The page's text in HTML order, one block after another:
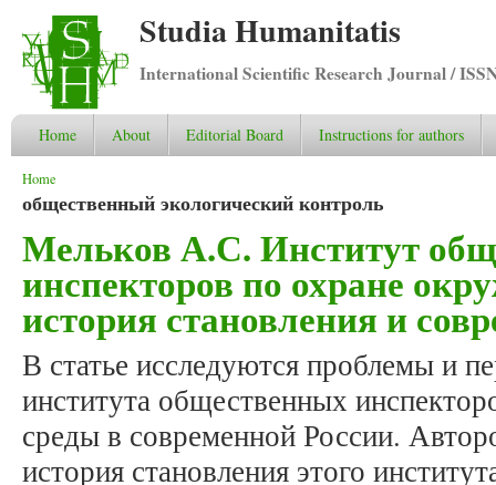
Studia Humanitatis
International Scientific Research Journal /
Home About Editorial Board Instructions for authors
You are here
Home
общественный экологический контроль
Мельков А.С. Институт
инспекторов по охране
история становления и
В статье исследуются проблемы и
института общественных
среды в современной России.
история становления этого